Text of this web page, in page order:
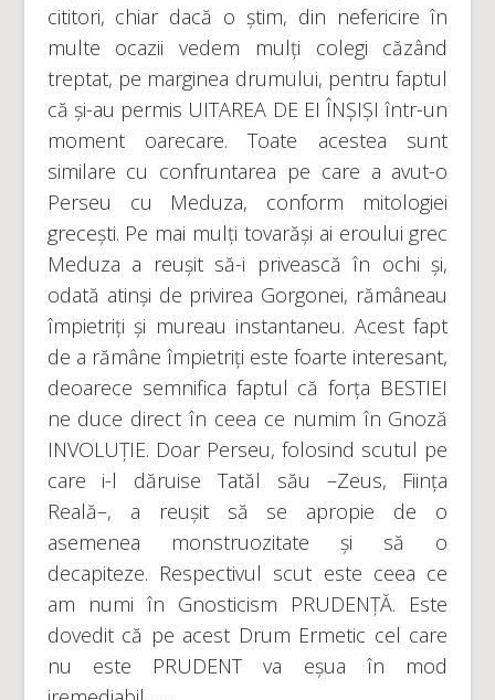
cititori, chiar dacă o știm, din nefericire în
multe ocazii vedem mulți colegi căzând
treptat, pe marginea drumului, pentru faptul
că și-au permis UITAREA DE EI ÎNȘIȘI într-un
moment oarecare. Toate acestea sunt
similare cu confruntarea pe care a avut-o
Perseu cu Meduza, conform mitologiei
grecești. Pe mai mulți tovarăși ai eroului grec
Meduza a reușit să-i privească în ochi și,
odată atinși de privirea Gorgonei, rămâneau
împietriți și mureau instantaneu. Acest fapt
de a rămâne împietriți este foarte interesant,
deoarece semnifica faptul că forța BESTIEI
ne duce direct în ceea ce numim în Gnoză
INVOLUȚIE. Doar Perseu, folosind scutul pe
care i-l dăruise Tatăl său –Zeus, Ființa
Reală–, a reușit să se apropie de o
asemenea monstruozitate și să o
decapiteze. Respectivul scut este ceea ce
am numi în Gnosticism PRUDENȚĂ. Este
dovedit că pe acest Drum Ermetic cel care
nu este PRUDENT va eșua în mod